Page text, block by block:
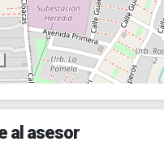
al asesor